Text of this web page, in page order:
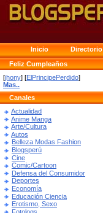
Inicio Directorio
Feliz Cumpleaños
[jhony] [ElPrincipePerdido]
Mas..
Canales
Actualidad
Anime Manga
Arte/Cultura
Autos
Belleza Modas Fashion
Blogsperú
Cine
Comic/Cartoon
Defensa del Consumidor
Deportes
Economía
Educación Ciencia
Erotismo, Sexo